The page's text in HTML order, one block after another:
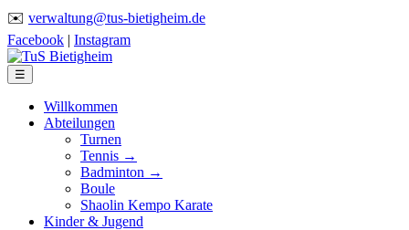
✉️ verwaltung@tus-bietigheim.de
Facebook | Instagram
☰
Willkommen
Abteilungen
Turnen
Tennis →
Badminton →
Boule
Shaolin Kempo Karate
Kinder & Jugend